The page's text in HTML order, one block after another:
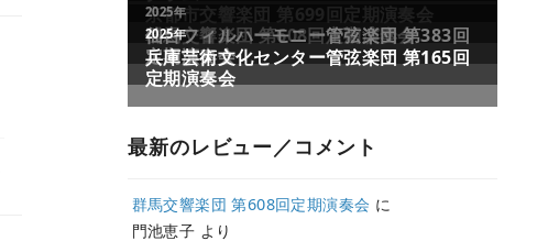
最新のレビュー／コメント
群馬交響楽団 第608回定期演奏会 に
門池恵子 より